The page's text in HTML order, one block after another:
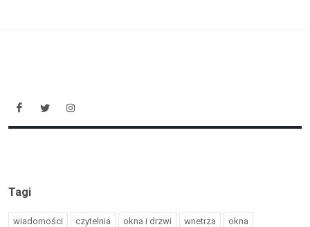
Tagi
wiadomości czytelnia okna i drzwi wnetrza okna